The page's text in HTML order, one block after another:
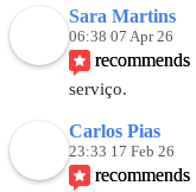
Sara Martins
06:38 07 Apr 26
recommends
serviço.
Carlos Pias
23:33 17 Feb 26
recommends